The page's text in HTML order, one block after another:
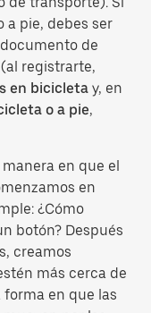
a pie, debes ser
de
registrarte,
en bicicleta y, en
o a pie,
en que el
en
¿Cómo
botón? Después
creamos
más cerca de
en que las